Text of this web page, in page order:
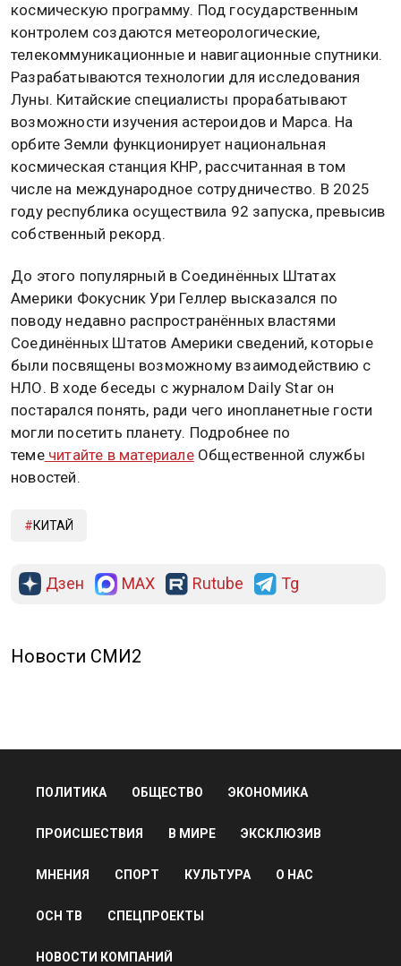
космическую программу. Под государственным
контролем создаются метеорологические,
телекоммуникационные и навигационные спутники.
Разрабатываются технологии для исследования
Луны. Китайские специалисты прорабатывают
возможности изучения астероидов и Марса. На
орбите Земли функционирует национальная
космическая станция КНР, рассчитанная в том
числе на международное сотрудничество. В 2025
году республика осуществила 92 запуска, превысив
собственный рекорд.
До этого популярный в Соединённых Штатах
Америки Фокусник Ури Геллер высказался по
поводу недавно распространённых властями
Соединённых Штатов Америки сведений, которые
были посвящены возможному взаимодействию с
НЛО. В ходе беседы с журналом Daily Star он
постарался понять, ради чего инопланетные гости
могли посетить планету. Подробнее по
темечитайте в материалеОбщественной службы
новостей.
КИТАЙ
Дзен MAX Rutube Tg
Новости СМИ2
ПОЛИТИКА ОБЩЕСТВО ЭКОНОМИКА
ПРОИСШЕСТВИЯ В МИРЕ ЭКСКЛЮЗИВ
МНЕНИЯ СПОРТ КУЛЬТУРА О НАС
ОСН ТВ СПЕЦПРОЕКТЫ
НОВОСТИ КОМПАНИЙ